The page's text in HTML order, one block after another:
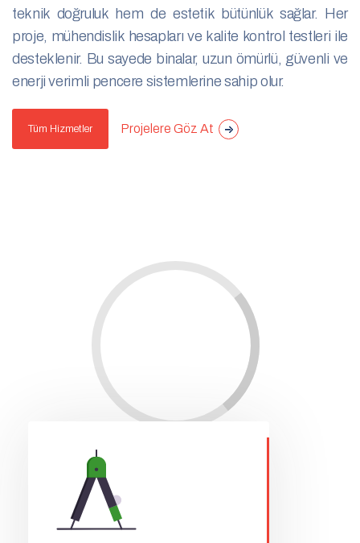
teknik doğruluk hem de estetik bütünlük sağlar. Her
proje, mühendislik hesapları ve kalite kontrol testleri ile
desteklenir. Bu sayede binalar, uzun ömürlü, güvenli ve
enerji verimli pencere sistemlerine sahip olur.
Tüm Hizmetler Projelere Göz At